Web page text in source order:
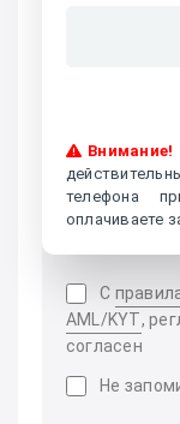
Внимание!
телефона
оплачиваете
Не
С
AML/KYT,
согласен